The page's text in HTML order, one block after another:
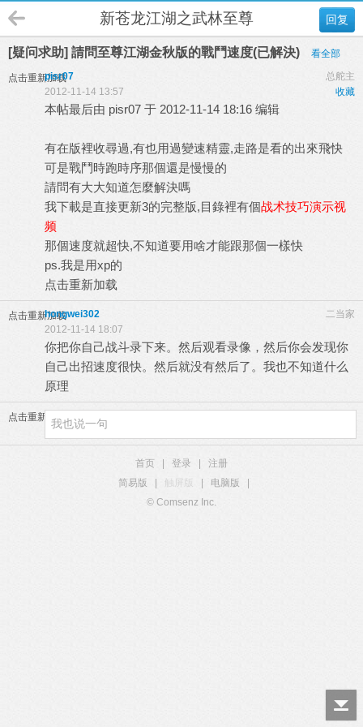
回复
新苍龙江湖之武林至尊
[疑问求助] 請問至尊江湖金秋版的戰鬥速度(已解決) 看全部
点击重新加载 总舵主
pisr07
收藏
2012-11-14 13:57
本帖最后由 pisr07 于 2012-11-14 18:16 编辑
有在版裡收尋過,有也用過變速精靈,走路是看的出來飛快
可是戰鬥時跑時序那個還是慢慢的
請問有大大知道怎麼解決嗎
我下載是直接更新3的完整版,目錄裡有個战术技巧演示视
频
那個速度就超快,不知道要用啥才能跟那個一樣快
ps.我是用xp的
点击重新加载
点击重新加载 二当家
hongwei302
2012-11-14 18:07
你把你自己战斗录下来。然后观看录像，然后你会发现你
自己出招速度很快。然后就没有然后了。我也不知道什么
原理
点击重新加载
首页 登录
注册
简易版
触屏版 电脑版
© Comsenz Inc.